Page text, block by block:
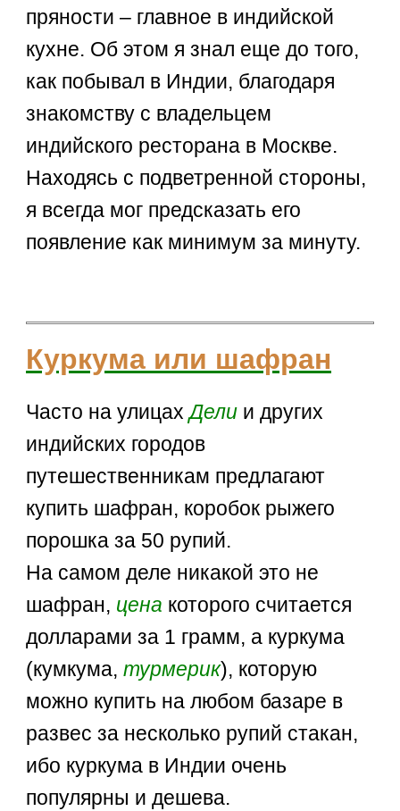
пряности – главное в индийской
кухне. Об этом я знал еще до того,
как побывал в Индии, благодаря
знакомству с владельцем
индийского ресторана в Москве.
Находясь с подветренной стороны,
я всегда мог предсказать его
появление как минимум за минуту.
Куркума или шафран
Часто на улицахДели и других
индийских городов
путешественникам предлагают
купить шафран, коробок рыжего
порошка за 50 рупий.
На самом деле никакой это не
шафран, цена которого считается
долларами за 1 грамм, а куркума
(кумкума,турмерик), которую
можно купить на любом базаре в
развес за несколько рупий стакан,
ибо куркума в Индии очень
популярны и дешева.